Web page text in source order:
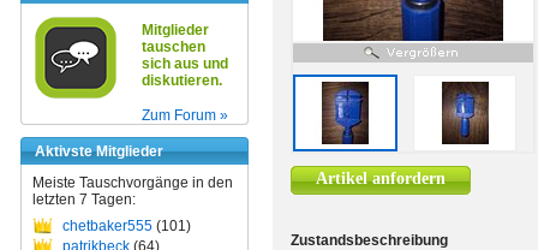
Mitglieder
tauschen
sich aus und
diskutieren.
Zum Forum »
Aktivste Mitglieder
Meiste Tauschvorgänge in den
letzten 7 Tagen:
chetbaker555 (101)
patrikbeck (64)
Artikel anfordern
Zustandsbeschreibung